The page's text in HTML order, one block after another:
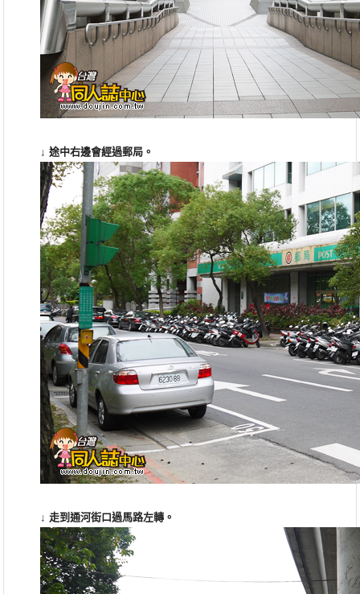
↓ 途中右邊會經過郵局。
↓ 走到通河街口過馬路左轉。